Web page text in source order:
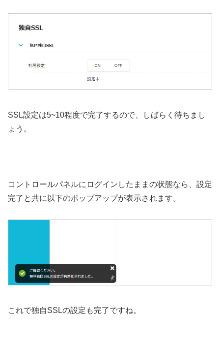
SSL設定は5~10程度で完了するので、しばらく待ちまし
ょう。
コントロールパネルにログインしたままの状態なら、設定
完了と共に以下のポップアップが表示されます。
これで独自SSLの設定も完了ですね。